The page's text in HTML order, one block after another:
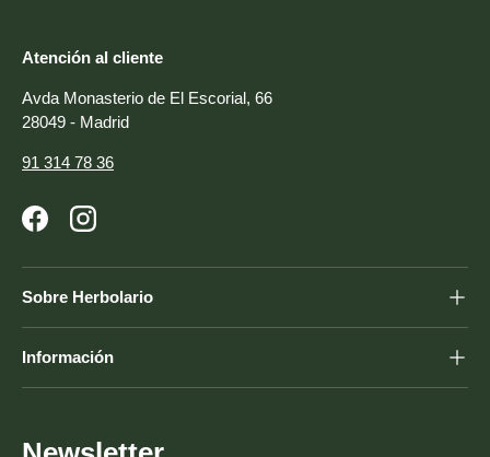
Atención al cliente
Avda Monasterio de El Escorial, 66
28049 - Madrid
91 314 78 36
FacebookInstagram
Sobre Herbolario
Información